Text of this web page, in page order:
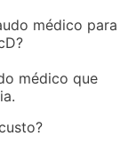
médico para
médico que